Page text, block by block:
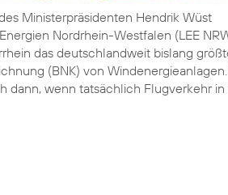
Ministerpräsidenten Hendrik Wüst
Nordrhein-Westfalen (LEE
das deutschlandweit bislang
(BNK) von
dann, wenn tatsächlich Flugverkehr in